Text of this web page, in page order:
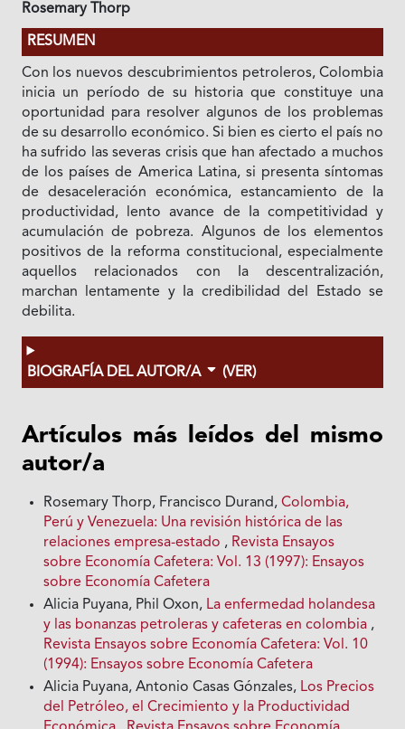
Rosemary Thorp
RESUMEN
Con los nuevos descubrimientos petroleros, Colombia
inicia un período de su historia que constituye una
oportunidad para resolver algunos de los problemas
de su desarrollo económico. Si bien es cierto el país no
ha sufrido las severas crisis que han afectado a muchos
de los países de America Latina, si presenta síntomas
de desaceleración económica, estancamiento de Ia
productividad, lento avance de Ia competitividad y
acumulación de pobreza. Algunos de los elementos
positivos de Ia reforma constitucional, especialmente
aquellos relacionados con Ia descentralización,
marchan lentamente y Ia credibilidad del Estado se
debilita.
BIOGRAFÍA DEL AUTOR/A (VER)
Artículos más leídos del mismo
autor/a
Rosemary Thorp, Francisco Durand,Colombia,
Perú y Venezuela: Una revisión histórica de las
relaciones empresa-estado , Revista Ensayos
sobre Economía Cafetera: Vol. 13 (1997): Ensayos
sobre Economía Cafetera
Alicia Puyana, Phil Oxon, La enfermedad holandesa
y las bonanzas petroleras y cafeteras en colombia ,
Revista Ensayos sobre Economía Cafetera: Vol. 10
(1994): Ensayos sobre Economía Cafetera
Alicia Puyana, Antonio Casas Gónzales, Los Precios
del Petróleo, el Crecimiento y la Productividad